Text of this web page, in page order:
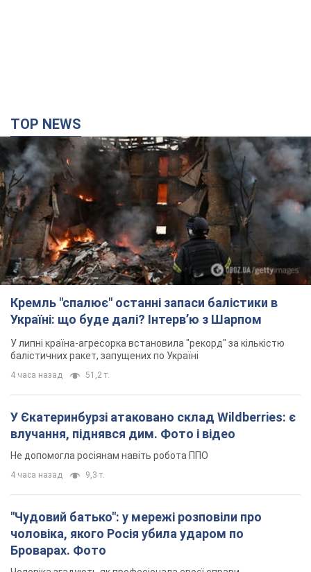
TOP NEWS
Кремль "спалює" останні запаси балістики в
Україні: що буде далі? Інтерв’ю з Шарпом
У липні країна-агресорка встановила "рекорд" за кількістю
балістичних ракет, запущених по Україні
4 часа назад 51,2 т.
У Єкатеринбурзі атаковано склад Wildberries: є
влучання, піднявся дим. Фото і відео
Не допомогла росіянам навіть робота ППО
4 часа назад 9,3 т.
"Чудовий батько": у мережі розповіли про
чоловіка, якого Росія убила ударом по
Броварах. Фото